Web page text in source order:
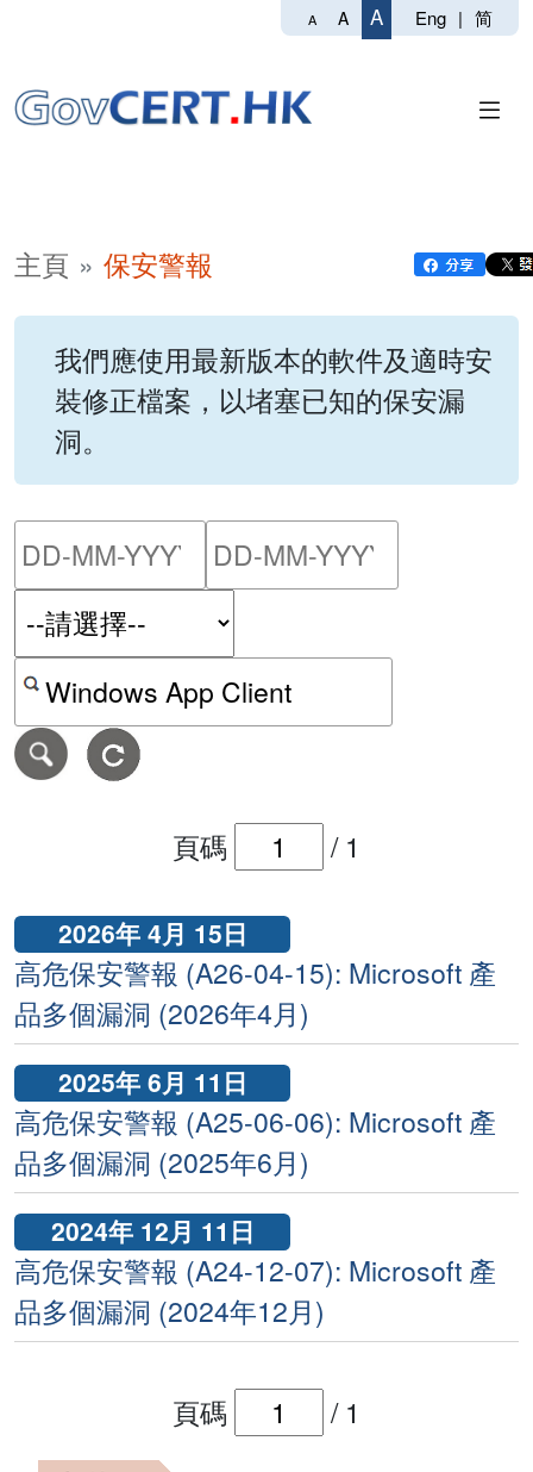
A A A Eng | 简
主頁 保安警報
我們應使用最新版本的軟件及適時安
裝修正檔案，以堵塞已知的保安漏
洞。
請輸入搜尋日期範圍的開
按關鍵字或 CVE ID 搜尋保安警報
頁碼 / 1
2026年 4月 15日
高危保安警報 (A26-04-15): Microsoft 產
品多個漏洞 (2026年4月)
2025年 6月 11日
高危保安警報 (A25-06-06): Microsoft 產
品多個漏洞 (2025年6月)
2024年 12月 11日
高危保安警報 (A24-12-07): Microsoft 產
品多個漏洞 (2024年12月)
頁碼 / 1